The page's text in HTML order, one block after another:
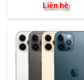
Liên hệ